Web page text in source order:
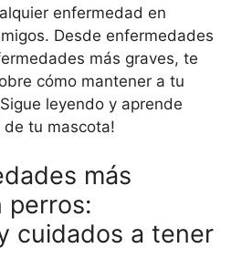
enfermedad en
Desde enfermedades
más graves, te
cómo mantener a tu
leyendo y aprende
tu mascota!
más
perros:
cuidados a tener